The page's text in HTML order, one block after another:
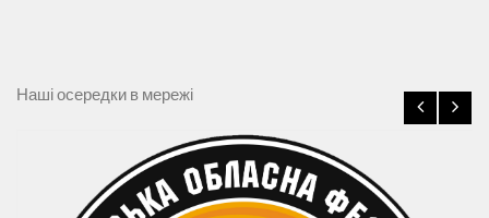
Наші осередки в мережі